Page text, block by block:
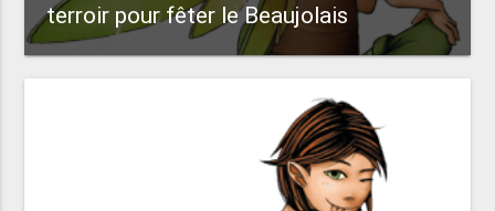
terroir pour fêter le Beaujolais